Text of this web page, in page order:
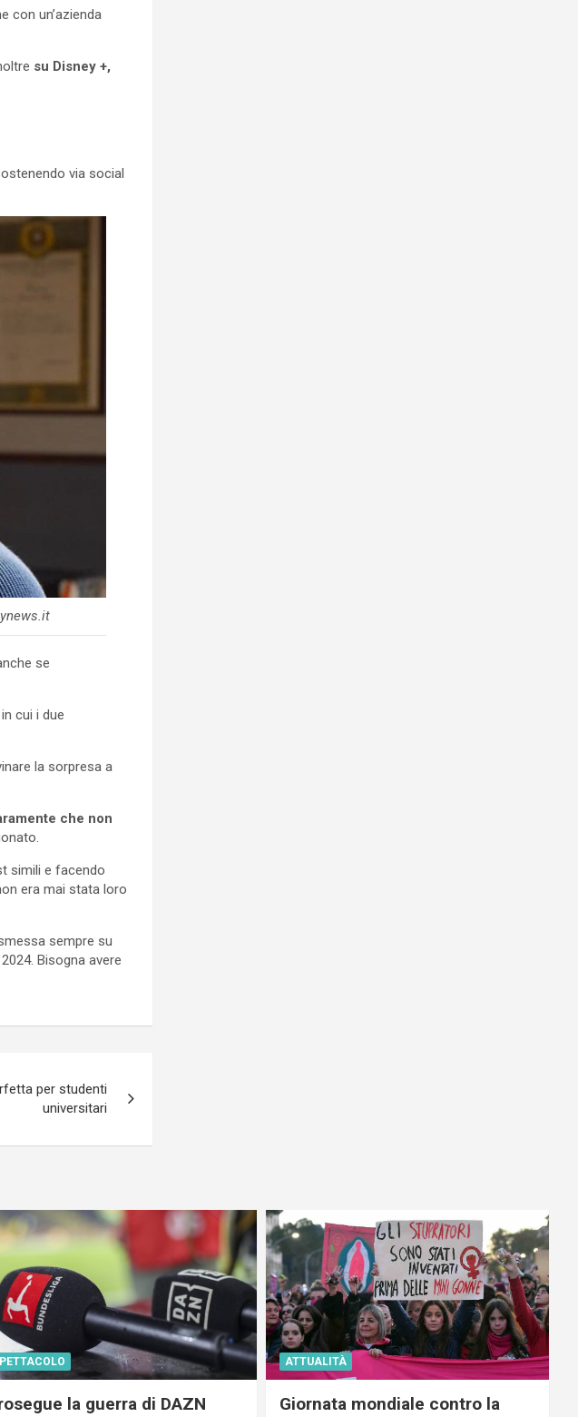
con un’azienda
su Disney +,
via social
se
in cui i due
la sorpresa a
che non
simili e facendo
era mai stata loro
sempre su
Bisogna avere
per studenti
universitari
la guerra di DAZN
ATTUALITÀ
Giornata mondiale contro la